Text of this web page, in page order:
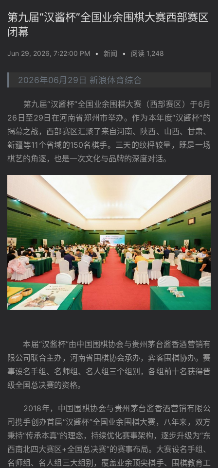
第九届“汉酱杯”全国业余围棋大赛西部赛区
闭幕
Jun 29, 2026, 7:22:00 PM • 新闻 • 阅读 1,248
2026年06月29日 新浪体育综合
第九届“汉酱杯”全国业余围棋大赛（西部赛区）于6月
26日至29日在河南省郑州市举办。作为本年度“汉酱杯”的
揭幕之战，西部赛区汇聚了来自河南、陕西、山西、甘肃、
新疆等11个省域的150名棋手。三天的纹枰较量，既是一场
棋艺的角逐，也是一次文化与品牌的深度对话。
本届“汉酱杯”由中国围棋协会与贵州茅台酱香酒营销有
限公司联合主办，河南省围棋协会承办，弈客围棋协办。赛
事设名手组、名师组、名人组三个组别，各组前十名获得晋
级全国总决赛的资格。
2018年，中国围棋协会与贵州茅台酱香酒营销有限公
司携手创办首届“汉酱杯”全国业余围棋大赛，八年来，双方
秉持“传承本真”的理念，持续优化赛事架构，逐步升级为“东
西南北四大赛区+全国总决赛”的赛事布局。大赛设名手组、
名师组、名人组三大组别，覆盖业余顶尖棋手、围棋教育工